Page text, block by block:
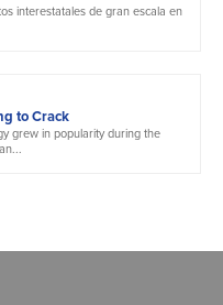
interestatales de gran escala en
to Crack
grew in popularity during the